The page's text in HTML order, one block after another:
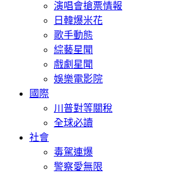
演唱會搶票情報
日韓爆米花
歌手動態
綜藝星聞
戲劇星聞
娛樂電影院
國際
川普對等關稅
全球必讀
社會
毒駕連爆
警察愛無限